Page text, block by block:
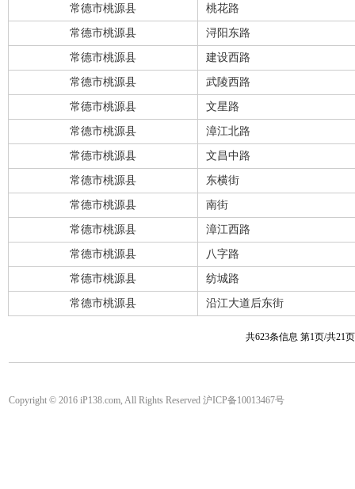
常德市桃源县 桃花路
常德市桃源县 浔阳东路
常德市桃源县 建设西路
常德市桃源县 武陵西路
常德市桃源县 文星路
常德市桃源县 漳江北路
常德市桃源县 文昌中路
常德市桃源县 东横街
常德市桃源县 南街
常德市桃源县 漳江西路
常德市桃源县 八字路
常德市桃源县 纺城路
常德市桃源县 沿江大道后东街
共623条信息 第1页/共21
Copyright © 2016 iP138.com, All Rights Reserved 沪ICP备10013467号